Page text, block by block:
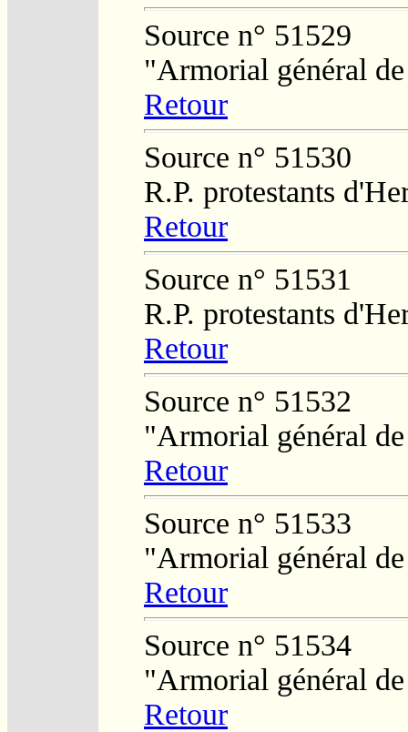
Source n° 51529
"Armorial général
Retour
Source n° 51530
R.P. protestants
Retour
Source n° 51531
R.P. protestants
Retour
Source n° 51532
"Armorial général
Retour
Source n° 51533
"Armorial général
Retour
Source n° 51534
"Armorial général
Retour